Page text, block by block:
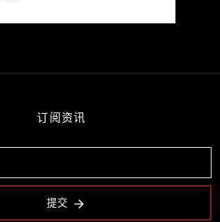
订阅资讯
提交